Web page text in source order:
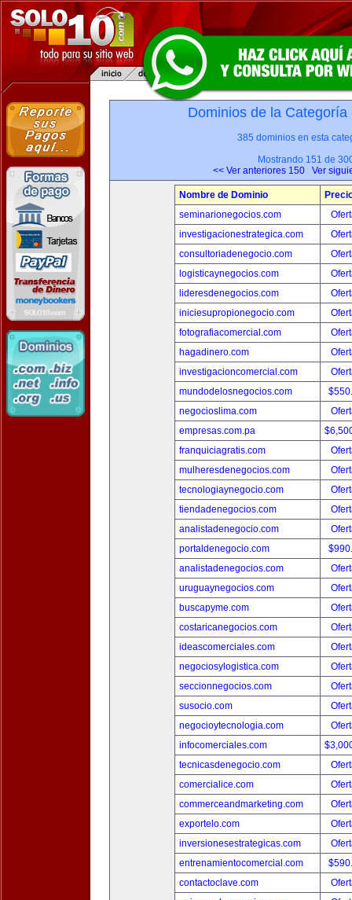
Dominios de la
385 dominios en esta
Mostrando 151 de
<< Ver anteriores 150
Ver
Nombre de Dominio
seminarionegocios.com
investigacionestrategica.com
consultoriadenegocio.com
logisticaynegocios.com
lideresdenegocios.com
iniciesupropionegocio.com
fotografiacomercial.com
hagadinero.com
investigacioncomercial.com
mundodelosnegocios.com
negocioslima.com
empresas.com.pa
franquiciagratis.com
mulheresdenegocios.com
tecnologiaynegocio.com
tiendadenegocios.com
analistadenegocio.com
portaldenegocio.com
analistadenegocios.com
uruguaynegocios.com
buscapyme.com
costaricanegocios.com
ideascomerciales.com
negociosylogistica.com
seccionnegocios.com
susocio.com
negocioytecnologia.com
infocomerciales.com
tecnicasdenegocio.com
comercialice.com
commerceandmarketing.com
exportelo.com
inversionesestrategicas.com
entrenamientocomercial.com
contactoclave.com